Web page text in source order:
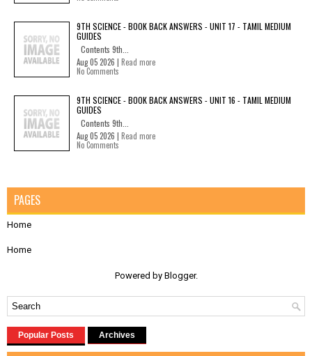
9TH SCIENCE - BOOK BACK ANSWERS - UNIT 17 - TAMIL MEDIUM
GUIDES
Contents 9th...
Aug 05 2026 | Read more
No Comments
9TH SCIENCE - BOOK BACK ANSWERS - UNIT 16 - TAMIL MEDIUM
GUIDES
Contents 9th...
Aug 05 2026 | Read more
No Comments
PAGES
Home
Home
Powered by Blogger.
Popular Posts Archives